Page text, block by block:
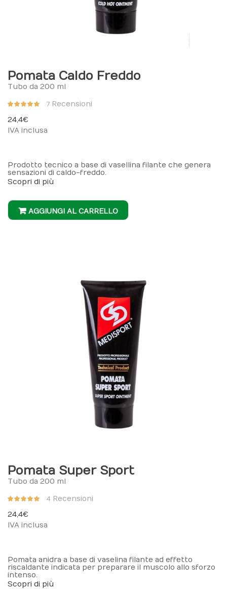
Pomata Caldo Freddo
Tubo da 200 ml
Valutazione:
7 Recensioni
24,4 €
IVA inclusa
Prodotto tecnico a base di vasellina filante che genera
sensazioni di caldo-freddo.
Scopri di più
AGGIUNGI AL CARRELLO
Pomata Super Sport
Tubo da 200 ml
Valutazione:
4 Recensioni
24,4 €
IVA inclusa
Pomata anidra a base di vaselina filante ad effetto
riscaldante indicata per preparare il muscolo allo sforzo
intenso.
Scopri di più